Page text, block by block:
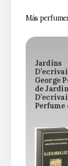
Más
Jardins
George
de
Perfume